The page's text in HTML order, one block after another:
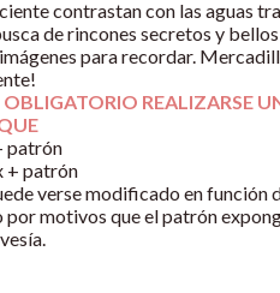
contrastan con las aguas
de rincones secretos y
para recordar.
REALIZARSE
patrón
+ patrón
verse modificado en función
motivos que el patrón